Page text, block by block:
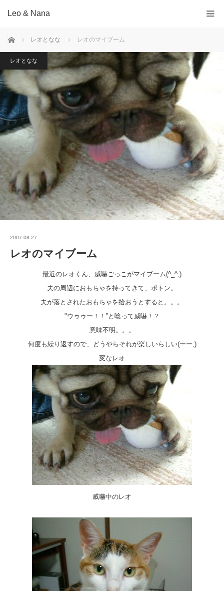
Leo & Nana
ホーム レオとなな レオのマイブーム
レオとなな
2007.08.27
レオのマイブーム
最近のレオくん、威嚇ごっこがマイブーム(^_^;)
夫の周辺におもちゃを持ってきて、ポトン。
夫が落とされたおもちゃを拾おうとすると。。。
"ウゥゥー！！”と唸って威嚇！？
意味不明。。。
何度も繰り返すので、どうやらそれが楽しいらしい(ーー;)
変なレオ
威嚇中のレオ